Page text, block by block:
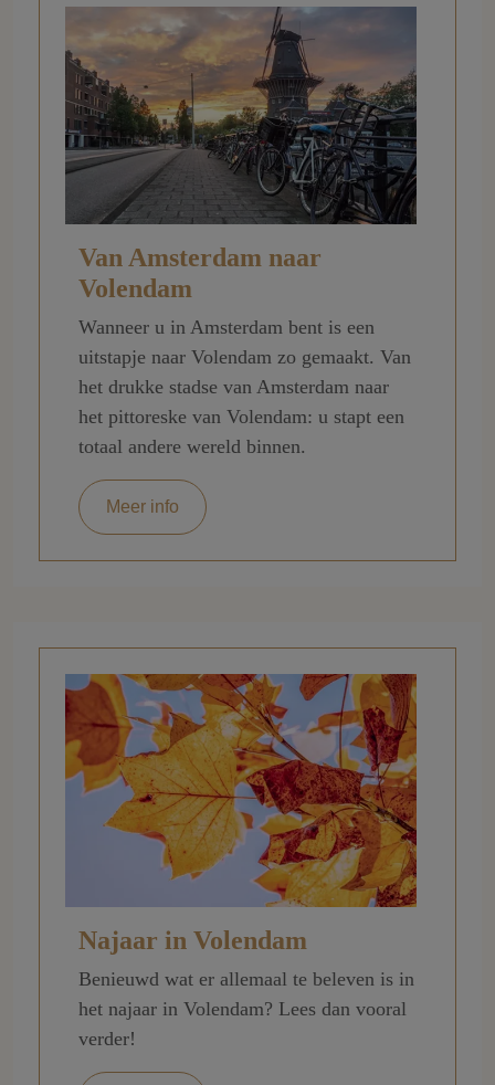
Van Amsterdam naar
Volendam
Wanneer u in Amsterdam bent is een
uitstapje naar Volendam zo gemaakt. Van
het drukke stadse van Amsterdam naar
het pittoreske van Volendam: u stapt een
totaal andere wereld binnen.
Meer info
Najaar in Volendam
Benieuwd wat er allemaal te beleven is in
het najaar in Volendam? Lees dan vooral
verder!